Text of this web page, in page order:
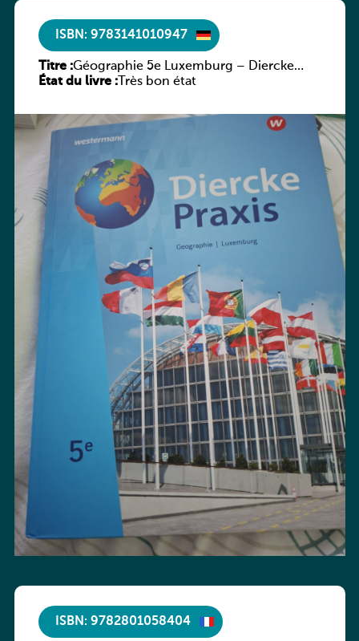
ISBN: 9783141010947
Titre :Géographie 5e Luxemburg – Diercke
Praxis
État du livre :Très bon état
ISBN: 9782801058404